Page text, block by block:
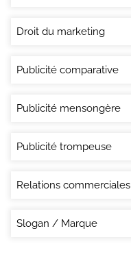
Droit du marketing
Publicité comparative
Publicité mensongère
Publicité trompeuse
Relations commerciales
Slogan / Marque